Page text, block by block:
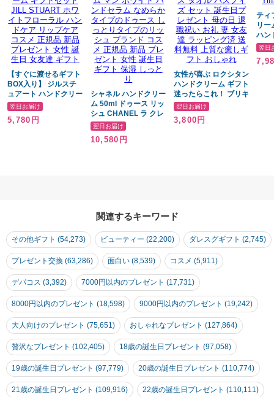
【すぐに渡せるギフト
BOX入り】 ジルスチ
ュアート ハンドクリー
ム＆リップバーム ギフ
トセット JILL
STUART ホワイトフ
翌日お届け
5,780円
シャネル ハンドクリー
ム 50ml ドゥース リッ
シュ CHANEL ラ クレ
ーム マン ホワイト ハ
ンドセラム なめらかタ
イプのドゥース しっと
翌日お届け
10,580円
女性が喜ぶ ロクシタン
ハンドクリーム ギフト
迷ったらこれ！ ブリキ
ボックス タオル バス
フィズ セット 誕生日
プレゼント 母の日 退
翌日お届け
3,800円
ティ
リー
ハン
翌日
関連するキーワード
その他ギフト (54,273) ビューティー (22,200) ダレスグギフト (2,745)
プレゼント交換 (63,286) 面白い (8,539) コスメ (5,911)
デパコス (3,392) 7000円以内のプレゼント (17,731)
8000円以内のプレゼント (18,598) 9000円以内のプレゼント (19,242)
大人向けのプレゼント (75,651) おしゃれなプレゼント (127,864)
贅沢なプレゼント (102,405) 18歳の誕生日プレゼント (97,058)
19歳の誕生日プレゼント (97,779) 20歳の誕生日プレゼント (110,774)
21歳の誕生日プレゼント (109,916) 22歳の誕生日プレゼント (110,111)